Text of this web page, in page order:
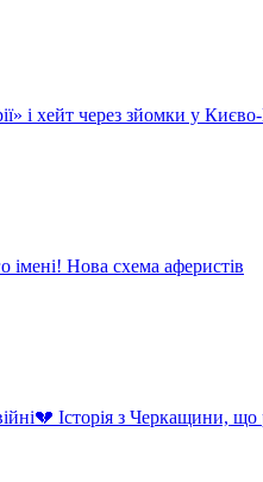
і хейт через зйомки у
Нова схема аферистів
Історія з Черкащини,